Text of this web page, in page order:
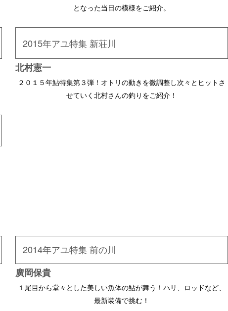
となった当日の模様をご紹介。
2015年アユ特集 新荘川
北村憲一
２０１５年鮎特集第３弾！オトリの動きを微調整し次々とヒットさ
せていく北村さんの釣りをご紹介！
2014年アユ特集 前の川
廣岡保貴
１尾目から堂々とした美しい魚体の鮎が舞う！ハリ、ロッドなど、
最新装備で挑む！